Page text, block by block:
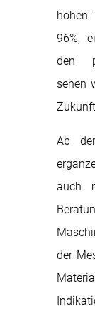
hohen
96%,
den
sehen
Ab
auch
der